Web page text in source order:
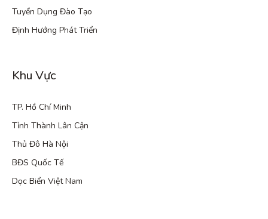
Tuyển Dụng Đào Tạo
Định Hướng Phát Triển
Khu Vực
TP. Hồ Chí Minh
Tỉnh Thành Lân Cận
Thủ Đô Hà Nội
BĐS Quốc Tế
Dọc Biển Việt Nam